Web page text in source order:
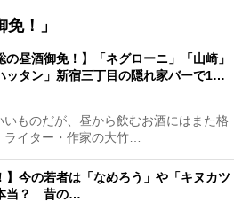
！」
の昼酒御免！】「ネグローニ」「山崎」
ッタン」新宿三丁目の隠れ家バーで1…
ものだが、昼から飲むお酒にはまた格
イター・作家の大竹…
】今の若者は「なめろう」や「キヌカツ
当？ 昔の…